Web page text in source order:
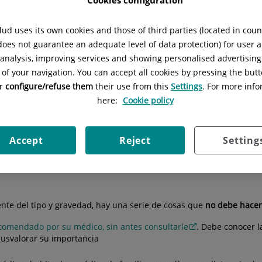
Tomé Situación:Acceso A - Planta -1
cáncer pulmonar Válvulas endobronquiales
asma?
del tipo y gravedad, hay una serie de cosas que no debe hacer
por su médico, sin antes consultarle
. Debe conocer
su importancia
uses its own cookies and those of third parties (located in
not guarantee an adequate level of data protection) for user
improving services and showing personalised
your navigation. You can accept all cookies by pressing the
configure/refuse them their use from this Settings. For more
here: Cookie policy
Reject
Accept